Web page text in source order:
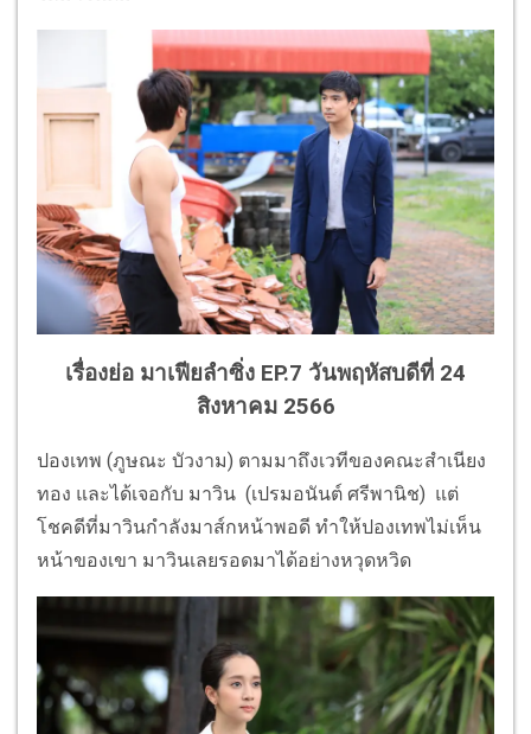
เรื่องย่อ มาเฟียลำซิ่ง EP.7 วันพฤหัสบดีที่ 24
สิงหาคม 2566
ปองเทพ (ภูษณะ บัวงาม) ตามมาถึงเวทีของคณะสำเนียง
ทอง และได้เจอกับ มาวิน (เปรมอนันต์ ศรีพานิช) แต่
โชคดีที่มาวินกำลังมาส์กหน้าพอดี ทำให้ปองเทพไม่เห็น
หน้าของเขา มาวินเลยรอดมาได้อย่างหวุดหวิด